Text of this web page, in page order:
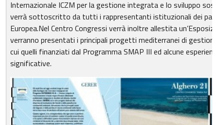
Internazionale ICZM per la gestione integrata e lo sviluppo
verrà sottoscritto da tutti i rappresentanti istituzionali dei
Europea.Nel Centro Congressi verrà inoltre allestita
verranno presentati i principali progetti mediterranei di
cui quelli finanziati dal Programma SMAP III ed alcune
significative.